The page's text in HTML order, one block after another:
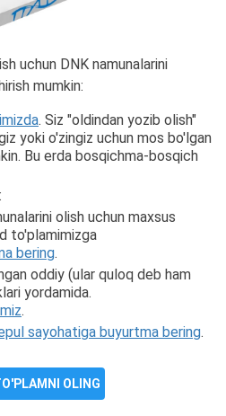
uchun DNK namunalarini
mumkin:
. Siz "oldindan yozib olish"
yoki o'zingiz uchun mos bo'lgan
Bu erda bosqichma-bosqich
olish uchun maxsus
to'plamimizga
bering.
oddiy (ular quloq deb ham
yordamida.
.
sayohatiga buyurtma bering.
OLING